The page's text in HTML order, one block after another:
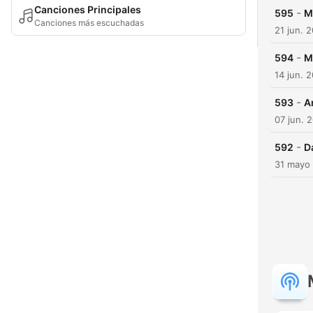
Canciones Principales
Canciones más escuchadas
595 -
21 jun.
594 -
14 jun.
593 -
07 jun.
592 -
31